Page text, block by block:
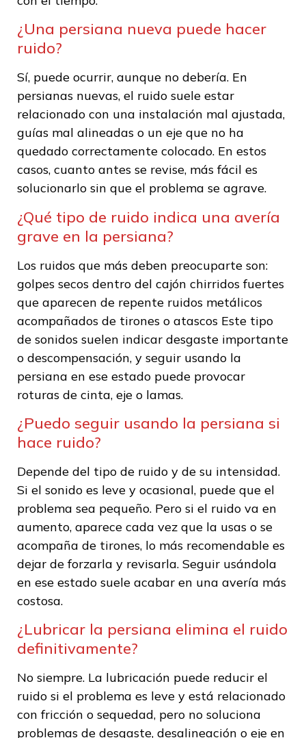
¿Una persiana nueva puede hacer
ruido?
Sí, puede ocurrir, aunque no debería. En
persianas nuevas, el ruido suele estar
relacionado con una instalación mal ajustada,
guías mal alineadas o un eje que no ha
quedado correctamente colocado. En estos
casos, cuanto antes se revise, más fácil es
solucionarlo sin que el problema se agrave.
¿Qué tipo de ruido indica una avería
grave en la persiana?
Los ruidos que más deben preocuparte son:
golpes secos dentro del cajón chirridos fuertes
que aparecen de repente ruidos metálicos
acompañados de tirones o atascos Este tipo
de sonidos suelen indicar desgaste importante
o descompensación, y seguir usando la
persiana en ese estado puede provocar
roturas de cinta, eje o lamas.
¿Puedo seguir usando la persiana si
hace ruido?
Depende del tipo de ruido y de su intensidad.
Si el sonido es leve y ocasional, puede que el
problema sea pequeño. Pero si el ruido va en
aumento, aparece cada vez que la usas o se
acompaña de tirones, lo más recomendable es
dejar de forzarla y revisarla. Seguir usándola
en ese estado suele acabar en una avería más
costosa.
¿Lubricar la persiana elimina el ruido
definitivamente?
No siempre. La lubricación puede reducir el
ruido si el problema es leve y está relacionado
con fricción o sequedad, pero no soluciona
problemas de desgaste, desalineación o eje en